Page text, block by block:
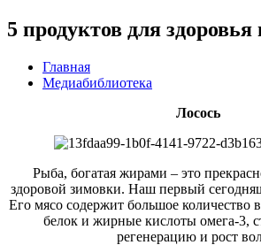
5 продуктов для здоровья
Главная
Медиабиблиотека
Лосось
Рыба, богатая жирами – это
здоровой зимовки. Наш первый
Его мясо содержит большое количество
белок и жирные кислоты омега-3,
регенерацию и рост